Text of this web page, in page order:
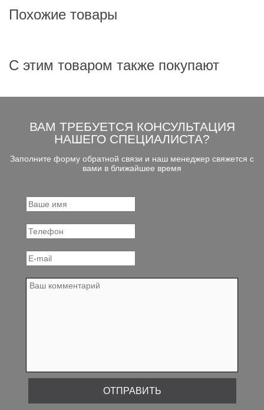
Похожие товары
С этим товаром также покупают
ВАМ ТРЕБУЕТСЯ КОНСУЛЬТАЦИЯ
НАШЕГО СПЕЦИАЛИСТА?
Заполните форму обратной связи и наш менеджер свяжется с
вами в ближайшее время
ОТПРАВИТЬ